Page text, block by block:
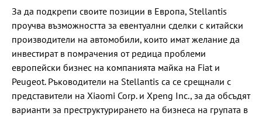
За да подкрепи своите позиции в Европа, Stellantis
проучва възможността за евентуални сделки с китайски
производители на автомобили, които имат желание да
инвестират в помрачения от редица проблеми
европейски бизнес на компанията майка на Fiat и
Peugeot. Ръководители на Stellantis са се срещнали с
представители на Xiaomi Corp. и Xpeng Inc., за да обсъдят
варианти за преструктурирането на бизнеса на групата в